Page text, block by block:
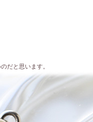
だと思います。